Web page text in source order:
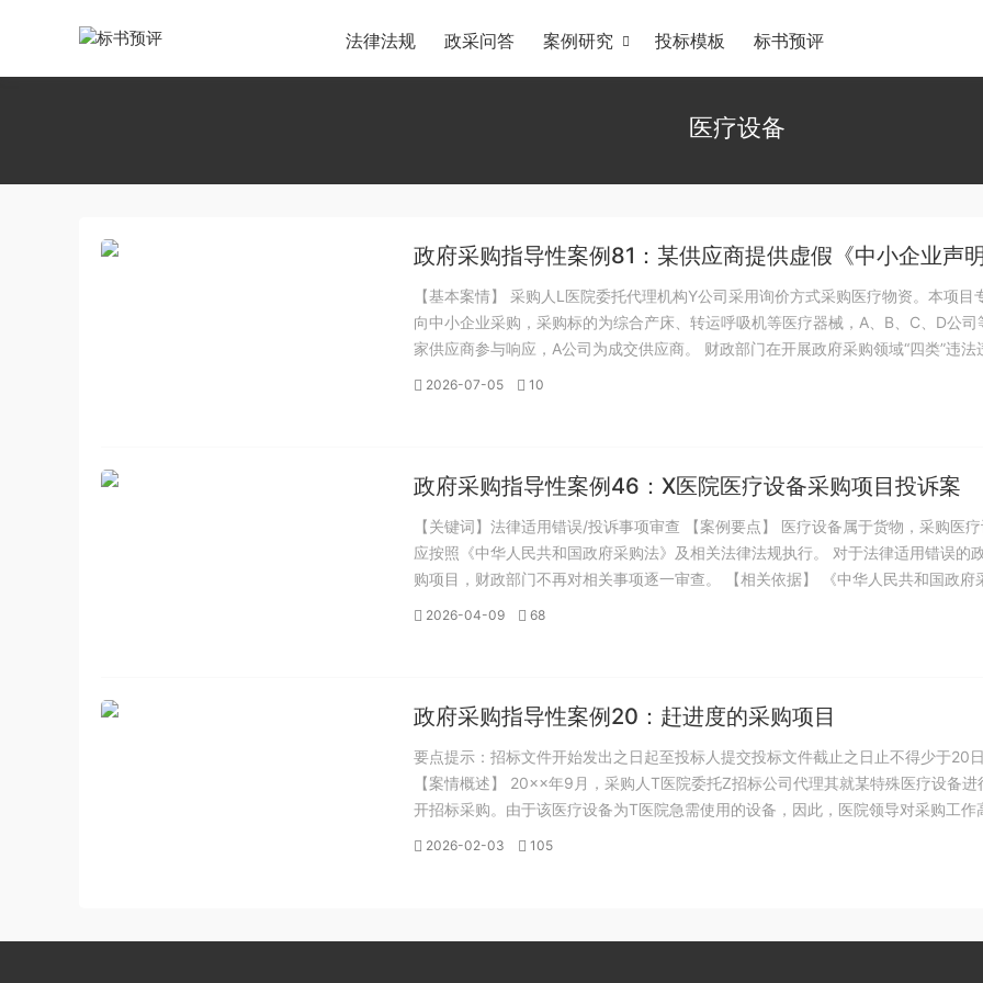
法律法规 政采问答 案例研究 投标模板 标书预评
医疗设备
政府采购指导性案例81：某供应商提供虚假《中小企业声明
函》
【基本案情】 采购人L医院委托代理机构Y公司采用询价方式采购医疗物资。本项目
向中小企业采购，采购标的为综合产床、转运呼吸机等医疗器械，A、B、C、D公司
家供应商参与响应，A公司为成交供应商。 财政部门在开展政府采购领域“四类”违法
2026-07-05 10
政府采购指导性案例46：X医院医疗设备采购项目投诉案
【关键词】法律适用错误/投诉事项审查 【案例要点】 医疗设备属于货物，采购医
应按照《中华人民共和国政府采购法》及相关法律法规执行。 对于法律适用错误的
购项目，财政部门不再对相关事项逐一审查。 【相关依据】 《中华人民共和国政府
2026-04-09 68
政府采购指导性案例20：赶进度的采购项目
要点提示：招标文件开始发出之日起至投标人提交投标文件截止之日止不得少于20日
【案情概述】 20××年9月，采购人T医院委托Z招标公司代理其就某特殊医疗设备进
开招标采购。由于该医疗设备为T医院急需使用的设备，因此，医院领导对采购工作
2026-02-03 105